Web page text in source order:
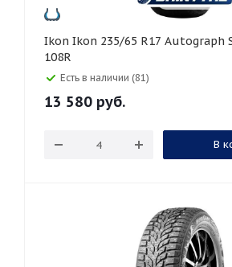
Ikon Ikon 235/65 R17 Autograph Snow 3 SUV
108R
Есть в наличии (81)
13 580 руб.
В